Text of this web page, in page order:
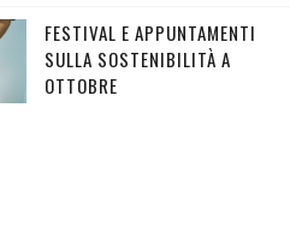
FESTIVAL E APPUNTAMENTI
SULLA SOSTENIBILITÀ A
OTTOBRE